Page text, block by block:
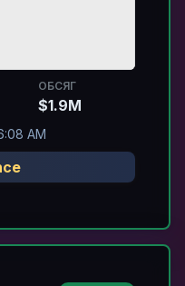
ОБСЯГ
$1.9M
AM